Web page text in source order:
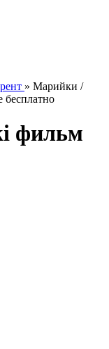
» Марийки /
бесплатно
фильм